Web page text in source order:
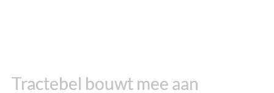
Tractebel bouwt mee aan
Tractebel bouwt mee aan